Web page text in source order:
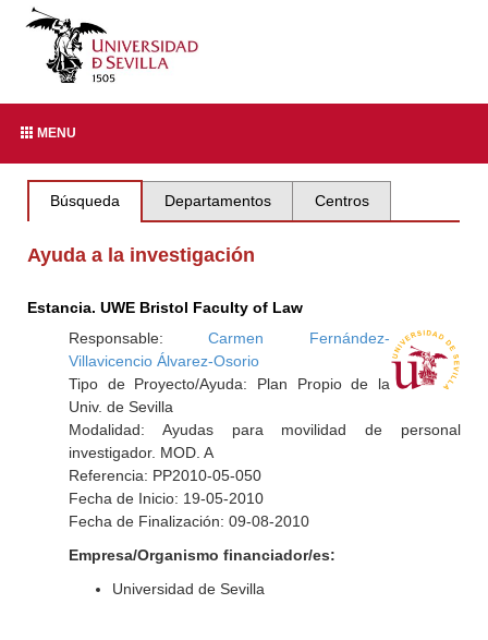
MENU
Búsqueda Departamentos Centros
Ayuda a la investigación
Estancia. UWE Bristol Faculty of Law
Responsable:Carmen Fernández-
Villavicencio Álvarez-Osorio
Tipo de Proyecto/Ayuda: Plan Propio de la
Univ. de Sevilla
Modalidad: Ayudas para movilidad de personal
investigador. MOD. A
Referencia: PP2010-05-050
Fecha de Inicio: 19-05-2010
Fecha de Finalización: 09-08-2010
Empresa/Organismo financiador/es:
Universidad de Sevilla